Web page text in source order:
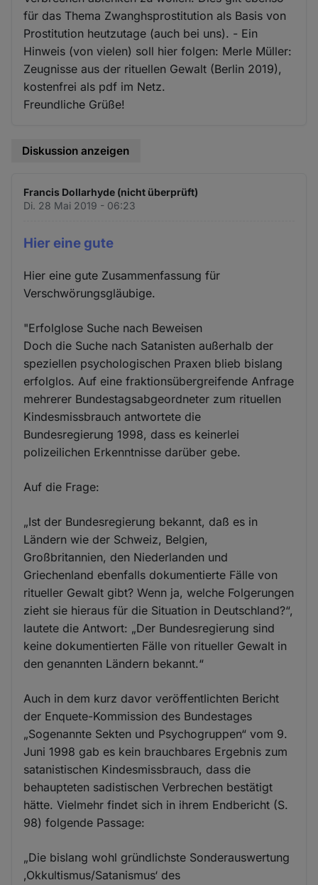
für das Thema Zwanghsprostitution als Basis von
Prostitution heutzutage (auch bei uns). - Ein
Hinweis (von vielen) soll hier folgen: Merle Müller:
Zeugnisse aus der rituellen Gewalt (Berlin 2019),
kostenfrei als pdf im Netz.
Freundliche Grüße!
Diskussion anzeigen
Francis Dollarhyde (nicht überprüft)
Di. 28 Mai 2019 - 06:23
Hier eine gute
Hier eine gute Zusammenfassung für
Verschwörungsgläubige.
"Erfolglose Suche nach Beweisen
Doch die Suche nach Satanisten außerhalb der
speziellen psychologischen Praxen blieb bislang
erfolglos. Auf eine fraktionsübergreifende Anfrage
mehrerer Bundestagsabgeordneter zum rituellen
Kindesmissbrauch antwortete die
Bundesregierung 1998, dass es keinerlei
polizeilichen Erkenntnisse darüber gebe.
Auf die Frage:
„Ist der Bundesregierung bekannt, daß es in
Ländern wie der Schweiz, Belgien,
Großbritannien, den Niederlanden und
Griechenland ebenfalls dokumentierte Fälle von
ritueller Gewalt gibt? Wenn ja, welche Folgerungen
zieht sie hieraus für die Situation in Deutschland?“,
lautete die Antwort: „Der Bundesregierung sind
keine dokumentierten Fälle von ritueller Gewalt in
den genannten Ländern bekannt.“
Auch in dem kurz davor veröffentlichten Bericht
der Enquete-Kommission des Bundestages
„Sogenannte Sekten und Psychogruppen“ vom 9.
Juni 1998 gab es kein brauchbares Ergebnis zum
satanistischen Kindesmissbrauch, dass die
behaupteten sadistischen Verbrechen bestätigt
hätte. Vielmehr findet sich in ihrem Endbericht (S.
98) folgende Passage:
„Die bislang wohl gründlichste Sonderauswertung
‚Okkultismus/Satanismus‘ des